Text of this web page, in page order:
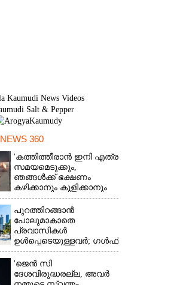
NEWS 360
'കത്തിത്തീരാൻ ഇനി എത്ര
സമയമെടുക്കും,
ഞങ്ങൾക്ക് ഭക്ഷണം
കഴിക്കാനും കുളിക്കാനും
ഉള്ളതാണ്': അച്ഛന്റെ
സംസ്കാരചടങ്ങിനിടെ
മക്കൾ
പുറത്തിറങ്ങാൻ
പോലുമാകാതെ
പ്രവാസികൾ
ഉൾപ്പെടെയുള്ളവർ; ഗൾഫ്
രാജ്യത്ത് സ്ഥിതി രൂക്ഷം
'ജെൻ സി
ദേശവിരുദ്ധരല്ല, അവർ